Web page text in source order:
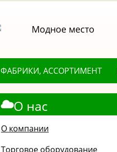
ФАБРИКИ, АССОРТИМЕНТ
О нас
О компании
Торговое оборудование